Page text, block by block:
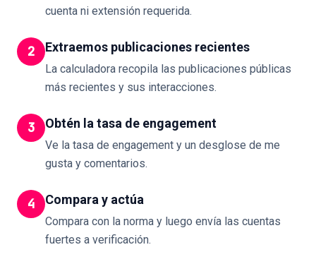
cuenta ni extensión requerida.
2 Extraemos publicaciones recientes
La calculadora recopila las publicaciones públicas
más recientes y sus interacciones.
3 Obtén la tasa de engagement
Ve la tasa de engagement y un desglose de me
gusta y comentarios.
4 Compara y actúa
Compara con la norma y luego envía las cuentas
fuertes a verificación.